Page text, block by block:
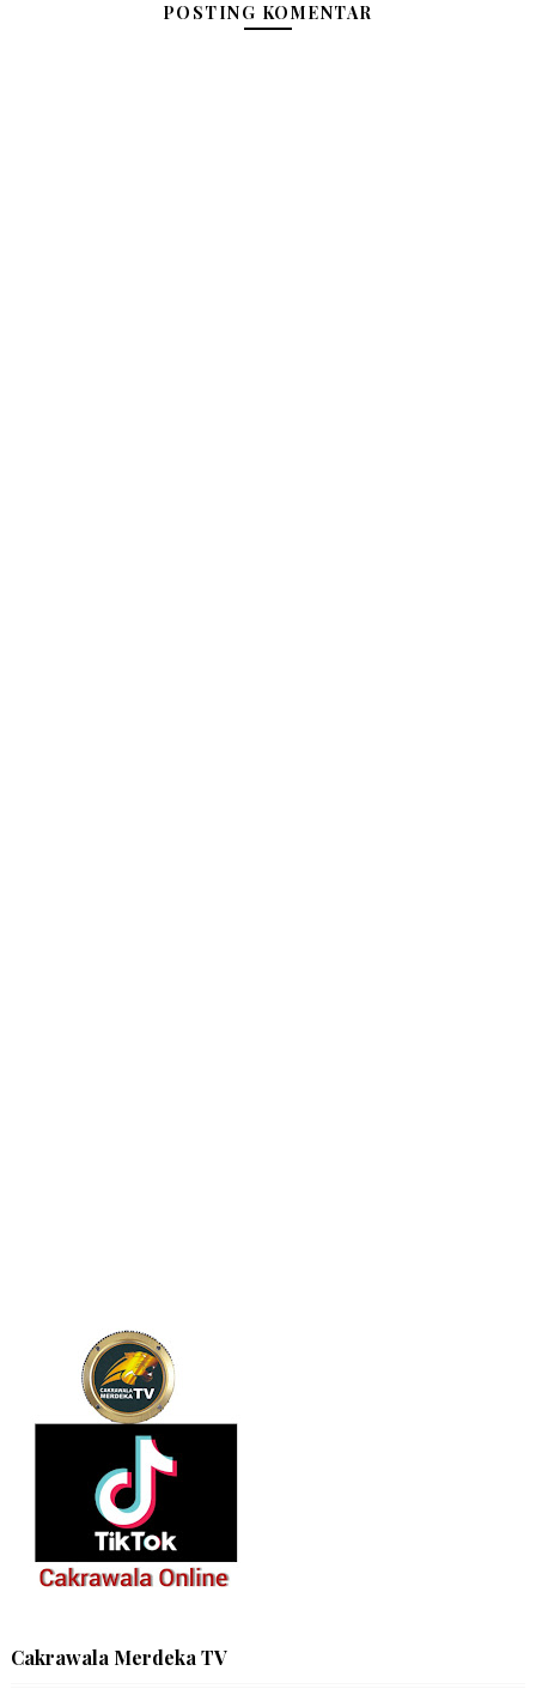
POSTING KOMENTAR
Cakrawala Merdeka TV